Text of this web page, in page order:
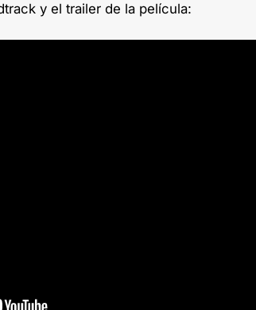
y el trailer de la película: